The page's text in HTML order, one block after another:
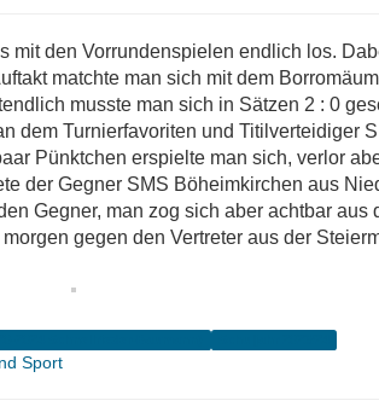
mit den Vorrundenspielen endlich los.
matchte man sich mit dem
musste man sich in Sätzen 2 : 0
dem Turnierfavoriten und Titilverteidiger
Pünktchen erspielte man sich, verlor
der Gegner SMS Böheimkirchen aus
Gegner, man zog sich aber achtbar aus
gegen den Vertreter aus der
Sport